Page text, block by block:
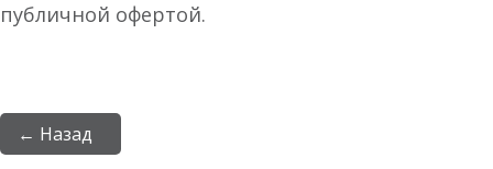
публичной офертой.
← Назад